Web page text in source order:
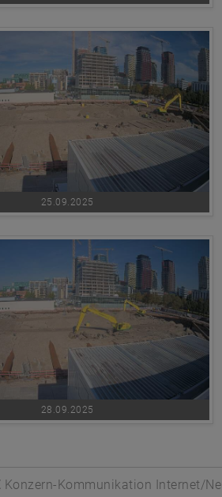
25.09.2025
28.09.2025
Konzern-Kommunikation Internet/